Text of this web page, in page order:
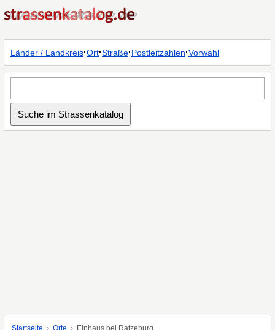
Länder / Landkreis·Ort·Straße·Postleitzahlen·Vorwahl
Startseite Orte Einhaus bei Ratzeburg